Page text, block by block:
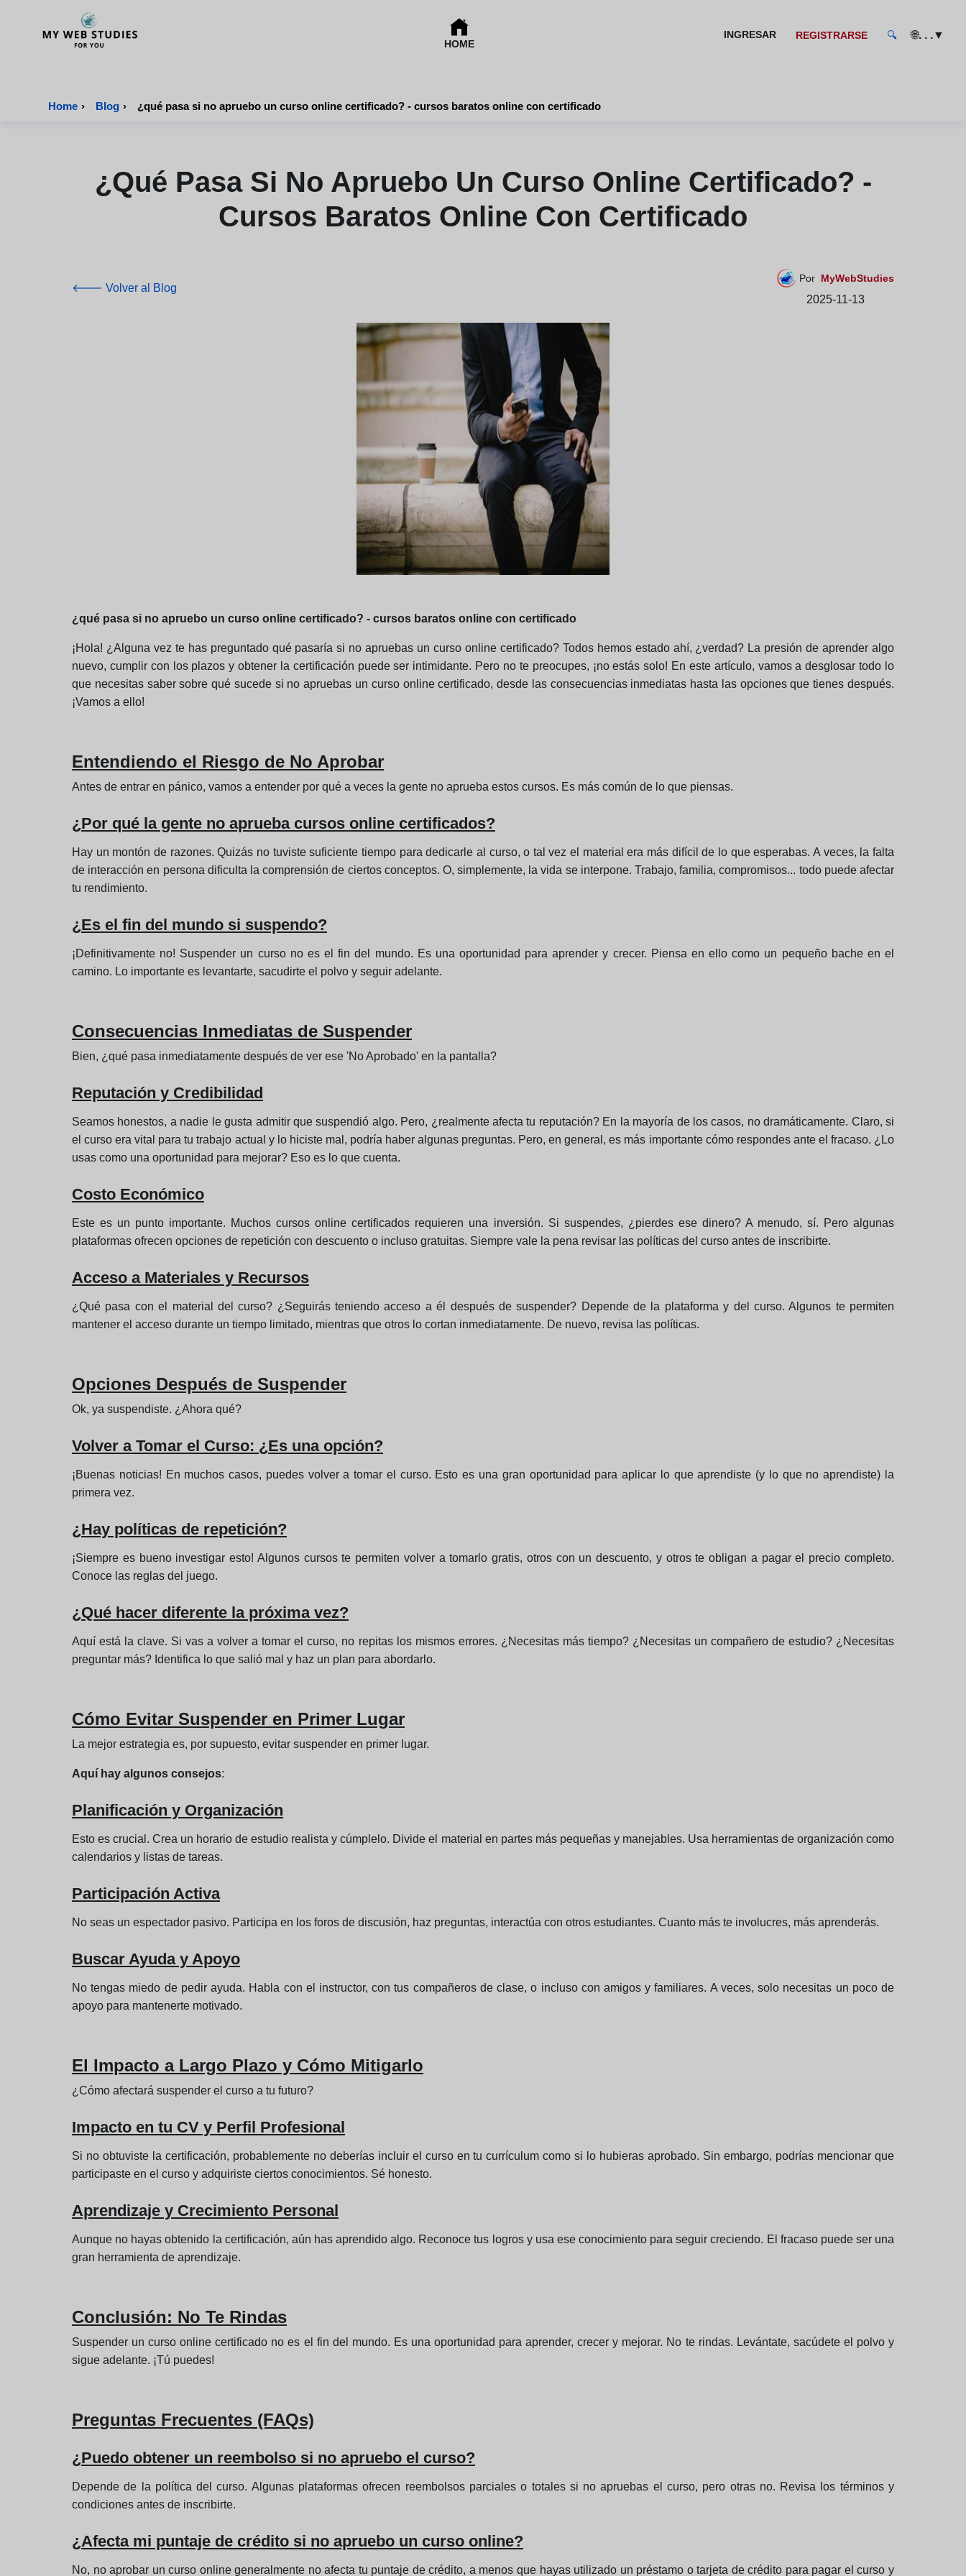
HOME
INGRESAR REGISTRARSE 🔍 🌐. . .▼
Home › Blog › ¿qué pasa si no apruebo un curso online certificado? - cursos baratos online con certificado
¿qué Pasa Si No Apruebo Un Curso Online Certificado? -
Cursos Baratos Online Con Certificado
🡐 Volver al Blog
Por MyWebStudies
2025-11-13
¿qué pasa si no apruebo un curso online certificado? - cursos baratos online con certificado
¡Hola! ¿Alguna vez te has preguntado qué pasaría si no apruebas un curso online certificado? Todos hemos estado ahí, ¿verdad? La presión de aprender algo
nuevo, cumplir con los plazos y obtener la certificación puede ser intimidante. Pero no te preocupes, ¡no estás solo! En este artículo, vamos a desglosar todo lo
que necesitas saber sobre qué sucede si no apruebas un curso online certificado, desde las consecuencias inmediatas hasta las opciones que tienes después.
¡Vamos a ello!
Entendiendo el Riesgo de No Aprobar
Antes de entrar en pánico, vamos a entender por qué a veces la gente no aprueba estos cursos. Es más común de lo que piensas.
¿Por qué la gente no aprueba cursos online certificados?
Hay un montón de razones. Quizás no tuviste suficiente tiempo para dedicarle al curso, o tal vez el material era más difícil de lo que esperabas. A veces, la falta
de interacción en persona dificulta la comprensión de ciertos conceptos. O, simplemente, la vida se interpone. Trabajo, familia, compromisos... todo puede afectar
tu rendimiento.
¿Es el fin del mundo si suspendo?
¡Definitivamente no! Suspender un curso no es el fin del mundo. Es una oportunidad para aprender y crecer. Piensa en ello como un pequeño bache en el
camino. Lo importante es levantarte, sacudirte el polvo y seguir adelante.
Consecuencias Inmediatas de Suspender
Bien, ¿qué pasa inmediatamente después de ver ese 'No Aprobado' en la pantalla?
Reputación y Credibilidad
Seamos honestos, a nadie le gusta admitir que suspendió algo. Pero, ¿realmente afecta tu reputación? En la mayoría de los casos, no dramáticamente. Claro, si
el curso era vital para tu trabajo actual y lo hiciste mal, podría haber algunas preguntas. Pero, en general, es más importante cómo respondes ante el fracaso. ¿Lo
usas como una oportunidad para mejorar? Eso es lo que cuenta.
Costo Económico
Este es un punto importante. Muchos cursos online certificados requieren una inversión. Si suspendes, ¿pierdes ese dinero? A menudo, sí. Pero algunas
plataformas ofrecen opciones de repetición con descuento o incluso gratuitas. Siempre vale la pena revisar las políticas del curso antes de inscribirte.
Acceso a Materiales y Recursos
¿Qué pasa con el material del curso? ¿Seguirás teniendo acceso a él después de suspender? Depende de la plataforma y del curso. Algunos te permiten
mantener el acceso durante un tiempo limitado, mientras que otros lo cortan inmediatamente. De nuevo, revisa las políticas.
Opciones Después de Suspender
Ok, ya suspendiste. ¿Ahora qué?
Volver a Tomar el Curso: ¿Es una opción?
¡Buenas noticias! En muchos casos, puedes volver a tomar el curso. Esto es una gran oportunidad para aplicar lo que aprendiste (y lo que no aprendiste) la
primera vez.
¿Hay políticas de repetición?
¡Siempre es bueno investigar esto! Algunos cursos te permiten volver a tomarlo gratis, otros con un descuento, y otros te obligan a pagar el precio completo.
Conoce las reglas del juego.
¿Qué hacer diferente la próxima vez?
Aquí está la clave. Si vas a volver a tomar el curso, no repitas los mismos errores. ¿Necesitas más tiempo? ¿Necesitas un compañero de estudio? ¿Necesitas
preguntar más? Identifica lo que salió mal y haz un plan para abordarlo.
Cómo Evitar Suspender en Primer Lugar
La mejor estrategia es, por supuesto, evitar suspender en primer lugar.
Aquí hay algunos consejos:
Planificación y Organización
Esto es crucial. Crea un horario de estudio realista y cúmplelo. Divide el material en partes más pequeñas y manejables. Usa herramientas de organización como
calendarios y listas de tareas.
Participación Activa
No seas un espectador pasivo. Participa en los foros de discusión, haz preguntas, interactúa con otros estudiantes. Cuanto más te involucres, más aprenderás.
Buscar Ayuda y Apoyo
No tengas miedo de pedir ayuda. Habla con el instructor, con tus compañeros de clase, o incluso con amigos y familiares. A veces, solo necesitas un poco de
apoyo para mantenerte motivado.
El Impacto a Largo Plazo y Cómo Mitigarlo
¿Cómo afectará suspender el curso a tu futuro?
Impacto en tu CV y Perfil Profesional
Si no obtuviste la certificación, probablemente no deberías incluir el curso en tu currículum como si lo hubieras aprobado. Sin embargo, podrías mencionar que
participaste en el curso y adquiriste ciertos conocimientos. Sé honesto.
Aprendizaje y Crecimiento Personal
Aunque no hayas obtenido la certificación, aún has aprendido algo. Reconoce tus logros y usa ese conocimiento para seguir creciendo. El fracaso puede ser una
gran herramienta de aprendizaje.
Conclusión: No Te Rindas
Suspender un curso online certificado no es el fin del mundo. Es una oportunidad para aprender, crecer y mejorar. No te rindas. Levántate, sacúdete el polvo y
sigue adelante. ¡Tú puedes!
Preguntas Frecuentes (FAQs)
¿Puedo obtener un reembolso si no apruebo el curso?
Depende de la política del curso. Algunas plataformas ofrecen reembolsos parciales o totales si no apruebas el curso, pero otras no. Revisa los términos y
condiciones antes de inscribirte.
¿Afecta mi puntaje de crédito si no apruebo un curso online?
No, no aprobar un curso online generalmente no afecta tu puntaje de crédito, a menos que hayas utilizado un préstamo o tarjeta de crédito para pagar el curso y